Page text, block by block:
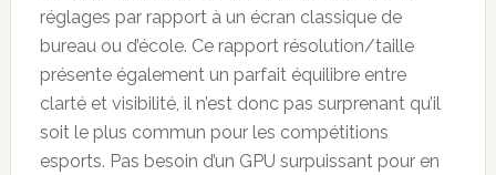
réglages par rapport à un écran classique de
bureau ou d’école. Ce rapport résolution/taille
présente également un parfait équilibre entre
clarté et visibilité, il n’est donc pas surprenant qu’il
soit le plus commun pour les compétitions
esports. Pas besoin d’un GPU surpuissant pour en